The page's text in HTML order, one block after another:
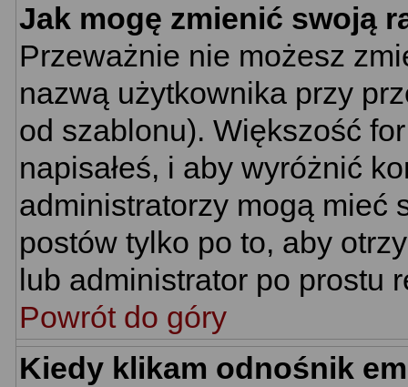
Jak mogę zmienić swoją
Przeważnie nie możesz
nazwą użytkownika przy
od szablonu). Większość
napisałeś, i aby wyróżnić
administratorzy mogą mieć
postów tylko po to, aby
lub administrator po prostu
Powrót do góry
Kiedy klikam odnośnik